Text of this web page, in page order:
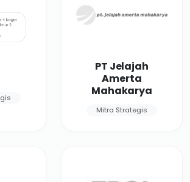
PT Jelajah
Amerta
Mahakarya
Mitra Strategis